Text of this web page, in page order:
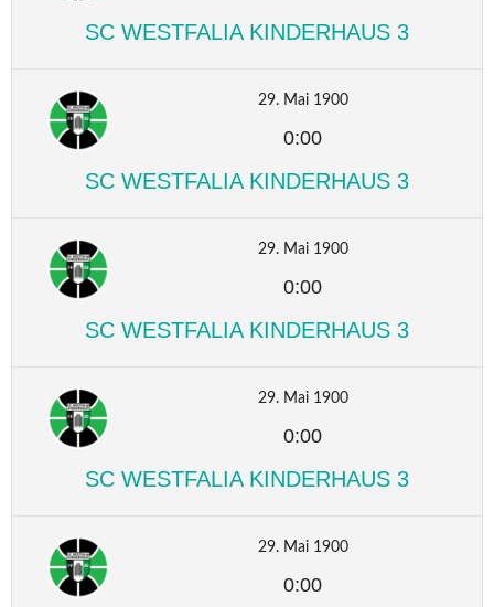
SC WESTFALIA KINDERHAUS 3
29. Mai 1900
0:00
SC WESTFALIA KINDERHAUS 3
29. Mai 1900
0:00
SC WESTFALIA KINDERHAUS 3
29. Mai 1900
0:00
SC WESTFALIA KINDERHAUS 3
29. Mai 1900
0:00